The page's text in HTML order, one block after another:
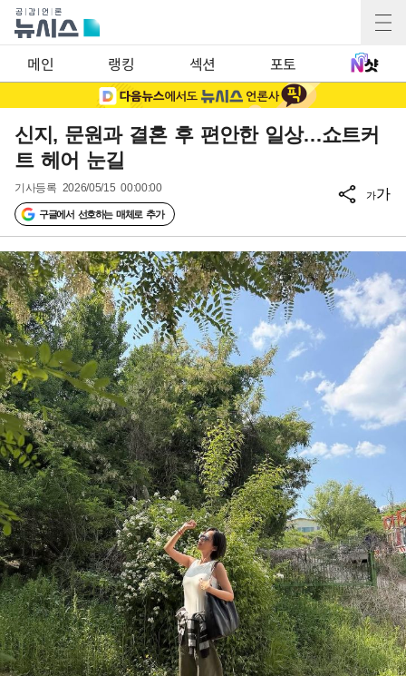
메인 랭킹 섹션 포토
신지, 문원과 결혼 후 편안한 일상…쇼트커
트 헤어 눈길
기사등록 2026/05/15 00:00:00
구글에서 선호하는 매체로 추가
가가